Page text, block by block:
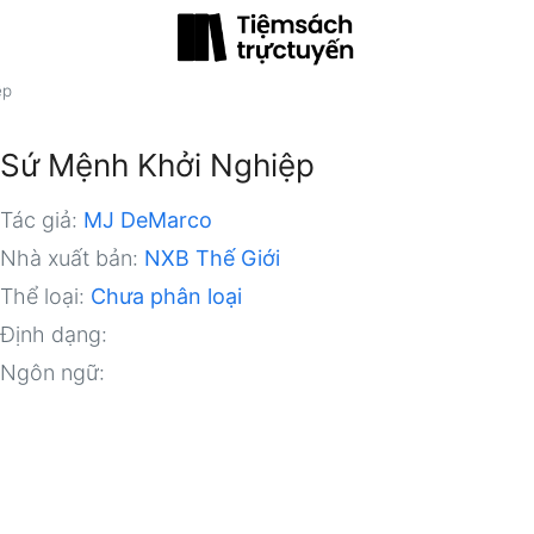
Sứ Mệnh Khởi Nghiệp
Tác giả: MJ DeMarco
Nhà xuất bản: NXB Thế Giới
Thể loại: Chưa phân loại
Định dạng:
Ngôn ngữ: